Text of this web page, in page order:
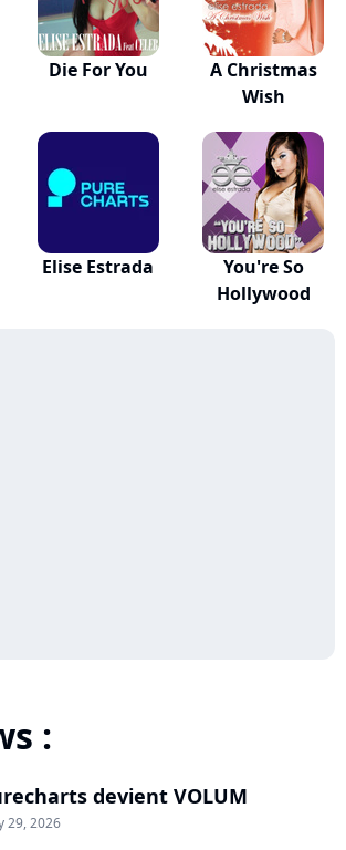
Die For You
A Christmas
Wish
Elise Estrada
You're So
Hollywood
:
devient VOLUM
29, 2026